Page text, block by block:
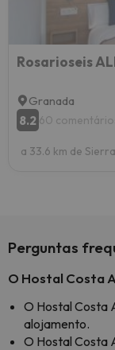
Rosarioseis
Granada
8.2 60
a 33.6 km de
Perguntas
O Hostal Costa
O Hostal Costa
alojamento.
O Hostal Costa